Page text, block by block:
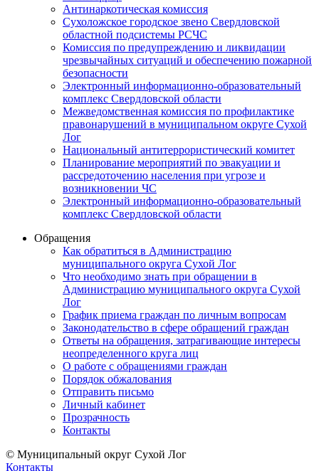
Антинаркотическая комиссия
Сухоложское городское звено Свердловской
областной подсистемы РСЧС
Комиссия по предупреждению и ликвидации
чрезвычайных ситуаций и обеспечению пожарной
безопасности
Электронный информационно-образовательный
комплекс Cвердловской области
Межведомственная комиссия по профилактике
правонарушений в муниципальном округе Сухой
Лог
Национальный антитеррористический комитет
Планирование мероприятий по эвакуации и
рассредоточению населения при угрозе и
возникновении ЧС
Электронный информационно-образовательный
комплекс Свердловской области
Обращения
Как обратиться в Администрацию
муниципального округа Сухой Лог
Что необходимо знать при обращении в
Администрацию муниципального округа Сухой
Лог
График приема граждан по личным вопросам
Законодательство в сфере обращений граждан
Ответы на обращения, затрагивающие интересы
неопределенного круга лиц
О работе с обращениями граждан
Порядок обжалования
Отправить письмо
Личный кабинет
Прозрачность
Контакты
© Муниципальный округ Сухой Лог
Контакты